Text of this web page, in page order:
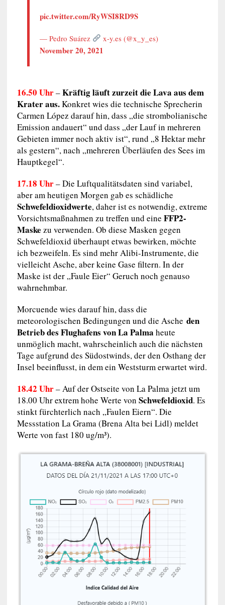
pic.twitter.com/RyWSI8RD9S
— Pedro Suárez x-y.es (@x_y_es)
November 20, 2021
16.50 Uhr–Kräftig läuft zurzeit die Lava aus dem
Krater aus.Konkret wies die technische Sprecherin
Carmen López darauf hin, dass „die strombolianische
Emission andauert“ und dass „der Lauf in mehreren
Gebieten immer noch aktiv ist“, rund „8 Hektar mehr
als gestern“, nach „mehreren Überläufen des Sees im
Hauptkegel“.
17.18 Uhr– Die Luftqualitätsdaten sind variabel,
aber am heutigen Morgen gab es schädliche
Schwefeldioxidwerte, daher ist es notwendig, extreme
Vorsichtsmaßnahmen zu treffen und eine FFP2-
Maske zu verwenden. Ob diese Masken gegen
Schwefeldioxid überhaupt etwas bewirken, möchte
ich bezweifeln. Es sind mehr Alibi-Instrumente, die
vielleicht Asche, aber keine Gase filtern. In der
Maske ist der „Faule Eier“ Geruch noch genauso
wahrnehmbar.
Morcuende wies darauf hin, dass die
meteorologischen Bedingungen und die Asche den
Betrieb des Flughafens von La Palma heute
unmöglich macht, wahrscheinlich auch die nächsten
Tage aufgrund des Südostwinds, der den Osthang der
Insel beeinflusst, in dem ein Weststurm erwartet wird.
18.42 Uhr– Auf der Ostseite von La Palma jetzt um
18.00 Uhr extrem hohe Werte von Schwefeldioxid. Es
stinkt fürchterlich nach „Faulen Eiern“. Die
Messstation La Grama (Brena Alta bei Lidl) meldet
Werte von fast 180 ug/m³).